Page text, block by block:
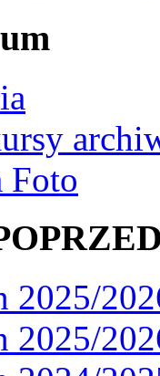
Foto
2025/
2025/